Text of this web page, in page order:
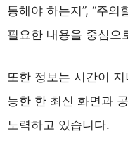
통해야 하는지”, “주의
필요한 내용을 중심으
또한 정보는 시간이
능한 한 최신 화면과
노력하고 있습니다.